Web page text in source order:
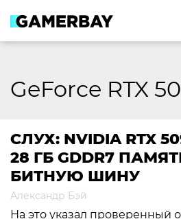
content
GeForce RTX
СЛУХ: NVIDIA RTX
28 ГБ GDDR7
БИТНУЮ ШИНУ
Александр Бэй
На это указал проверенный